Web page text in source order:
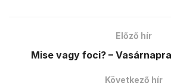
Előző hír
Mise vagy foci? –
Következő hír